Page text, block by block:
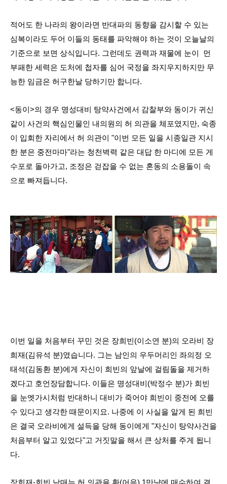
적어도 한 나라의 왕이라면 반대파의 동향을 감시할 수 있는
심복이라도 두어 이들의 동태를 파악해야 하는 것이 오늘날의
기준으로 보면 상식입니다. 그런데도 권력과 재물에 눈이 먼
부패한 세력은 도처에 첩자를 심어 국정을 좌지우지하지만 무
능한 임금은 허구한날 당하기만 합니다.
<동이>의 경우 명성대비 탕약사건에서 감찰부와 동이가 귀신
같이 사건의 핵심인물인 내의원의 허 의관을 체포였지만, 숙종
이 입회한 자리에서 허 의관이 "이번 모든 일을 시종일관 지시
한 분은 중전마마"라는 청천벽력 같은 대답 한 마디에 모든 게
수포로 돌아가고, 조정은 걷잡을 수 없는 혼동의 소용돌이 속
으로 빠져듭니다.
이번 일을 처음부터 꾸민 것은 장희빈(이소연 분)의 오라비 장
희재(김유석 분)였습니다. 그는 남인의 우두머리인 좌의정 오
태석(김동환 분)에게 자신이 희빈의 앞날에 걸림돌을 제거하
겠다고 호언장담합니다. 이들은 명성대비(박정수 분)가 희빈
을 눈엣가시처럼 반대하니 대비가 죽어야 희빈이 중전에 오를
수 있다고 생각한 때문이지요. 나중에 이 사실을 알게 된 희빈
은 결국 오라비에게 설득을 당해 동이에게 "자신이 탕약사건을
처음부터 알고 있었다"고 거짓말을 해서 큰 상처를 주게 됩니
다.